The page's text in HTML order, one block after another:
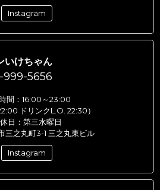
Instagram
いけちゃん
999-5656
間：16:00～23:00
ドリンクL.O. 22:30）
日：第三水曜日
三之丸町3-1 三之丸東ビル
Instagram